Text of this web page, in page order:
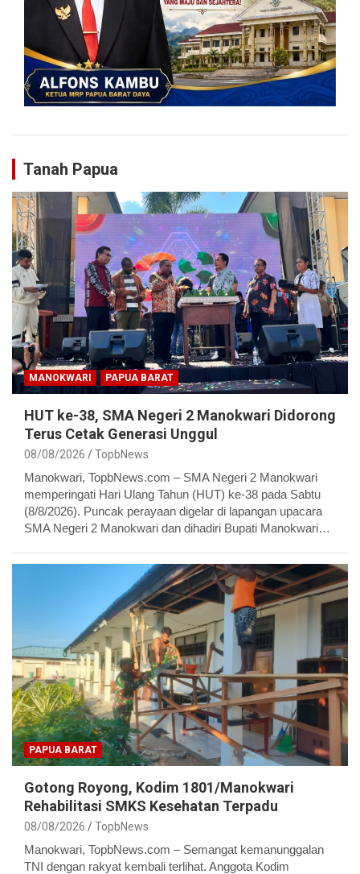
Tanah Papua
MANOKWARI PAPUA BARAT
HUT ke-38, SMA Negeri 2 Manokwari Didorong
Terus Cetak Generasi Unggul
08/08/2026 TopbNews
Manokwari, TopbNews.com – SMA Negeri 2 Manokwari
memperingati Hari Ulang Tahun (HUT) ke-38 pada Sabtu
(8/8/2026). Puncak perayaan digelar di lapangan upacara
SMA Negeri 2 Manokwari dan dihadiri Bupati Manokwari…
PAPUA BARAT
Gotong Royong, Kodim 1801/Manokwari
Rehabilitasi SMKS Kesehatan Terpadu
08/08/2026 TopbNews
Manokwari, TopbNews.com – Semangat kemanunggalan
TNI dengan rakyat kembali terlihat. Anggota Kodim